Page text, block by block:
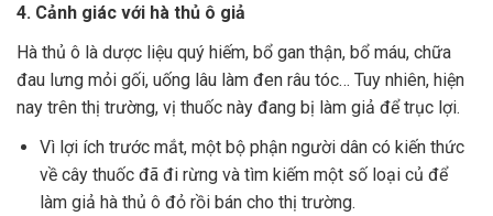
4. Cảnh giác với hà thủ ô giả
Hà thủ ô là dược liệu quý hiếm, bổ gan thận, bổ máu, chữa
đau lưng mỏi gối, uống lâu làm đen râu tóc… Tuy nhiên, hiện
nay trên thị trường, vị thuốc này đang bị làm giả để trục lợi.
Vì lợi ích trước mắt, một bộ phận người dân có kiến thức
về cây thuốc đã đi rừng và tìm kiếm một số loại củ để
làm giả hà thủ ô đỏ rồi bán cho thị trường.